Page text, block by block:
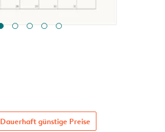
Dauerhaft günstige Preise